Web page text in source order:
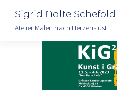
Sigrid Nolte Schefold
Atelier Malen nach Herzenslust